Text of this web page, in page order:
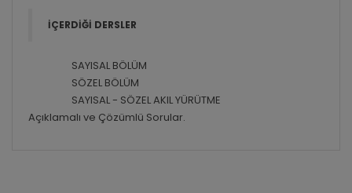
İÇERDİĞİ DERSLER
SAYISAL BÖLÜM
SÖZEL BÖLÜM
SAYISAL - SÖZEL AKIL YÜRÜTME
Açıklamalı ve Çözümlü Sorular.